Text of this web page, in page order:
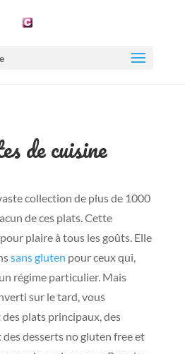
de cuisine
collection de plus de 1000
de ces plats. Cette
plaire à tous les goûts. Elle
sans gluten pour ceux qui,
régime particulier. Mais
sur le tard, vous
plats principaux, des
desserts no gluten free et